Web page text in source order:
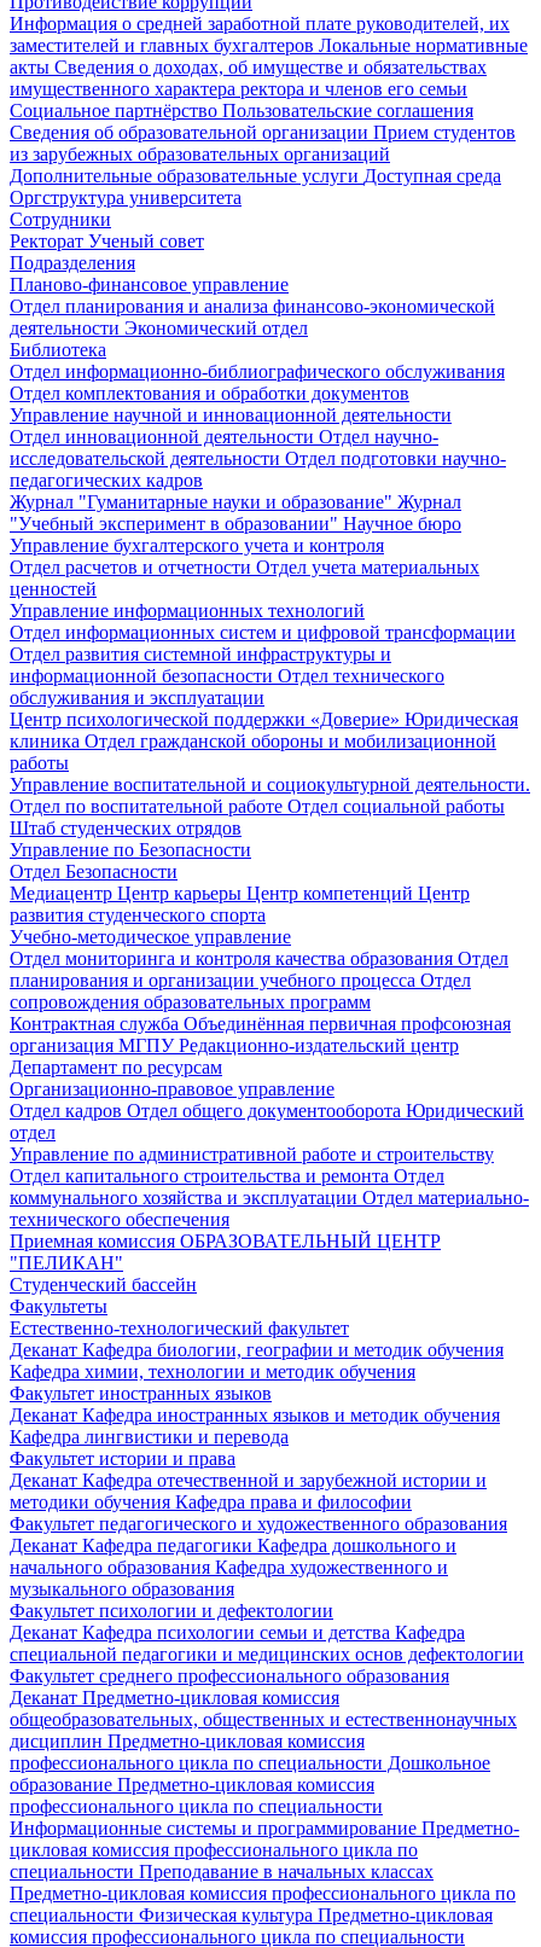
Информация о средней заработной плате руководителей, их
заместителей и главных бухгалтеров Локальные нормативные
акты Сведения о доходах, об имуществе и обязательствах
имущественного характера ректора и членов его семьи
Социальное партнёрство Пользовательские соглашения
Сведения об образовательной организации Прием студентов
из зарубежных образовательных организаций
Дополнительные образовательные услуги Доступная среда
Оргструктура университета
Сотрудники
Ректорат Ученый совет
Подразделения
Планово-финансовое управление
Отдел планирования и анализа финансово-экономической
деятельности Экономический отдел
Библиотека
Отдел информационно-библиографического обслуживания
Отдел комплектования и обработки документов
Управление научной и инновационной деятельности
Отдел инновационной деятельности Отдел научно-
исследовательской деятельности Отдел подготовки научно-
педагогических кадров
Журнал "Гуманитарные науки и образование" Журнал
"Учебный эксперимент в образовании" Научное бюро
Управление бухгалтерского учета и контроля
Отдел расчетов и отчетности Отдел учета материальных
ценностей
Управление информационных технологий
Отдел информационных систем и цифровой трансформации
Отдел развития системной инфраструктуры и
информационной безопасности Отдел технического
обслуживания и эксплуатации
Центр психологической поддержки «Доверие» Юридическая
клиника Отдел гражданской обороны и мобилизационной
работы
Управление воспитательной и социокультурной деятельности.
Отдел по воспитательной работе Отдел социальной работы
Штаб студенческих отрядов
Управление по Безопасности
Отдел Безопасности
Медиацентр Центр карьеры Центр компетенций Центр
развития студенческого спорта
Учебно-методическое управление
Отдел мониторинга и контроля качества образования Отдел
планирования и организации учебного процесса Отдел
сопровождения образовательных программ
Контрактная служба Объединённая первичная профсоюзная
организация МГПУРедакционно-издательский центр
Департамент по ресурсам
Организационно-правовое управление
Отдел кадров Отдел общего документооборота Юридический
отдел
Управление по административной работе и строительству
Отдел капитального строительства и ремонта Отдел
коммунального хозяйства и эксплуатации Отдел материально-
технического обеспечения
Приемная комиссия ОБРАЗОВАТЕЛЬНЫЙ ЦЕНТР
"ПЕЛИКАН"
Студенческий бассейн
Факультеты
Естественно-технологический факультет
Деканат Кафедра биологии, географии и методик обучения
Кафедра химии, технологии и методик обучения
Факультет иностранных языков
Деканат Кафедра иностранных языков и методик обучения
Кафедра лингвистики и перевода
Факультет истории и права
Деканат Кафедра отечественной и зарубежной истории и
методики обучения Кафедра права и философии
Факультет педагогического и художественного образования
Деканат Кафедра педагогики Кафедра дошкольного и
начального образования Кафедра художественного и
музыкального образования
Факультет психологии и дефектологии
Деканат Кафедра психологии семьи и детства Кафедра
специальной педагогики и медицинских основ дефектологии
Факультет среднего профессионального образования
Деканат Предметно-цикловая комиссия
общеобразовательных, общественных и естественнонаучных
дисциплин Предметно-цикловая комиссия
профессионального цикла по специальности Дошкольное
образование Предметно-цикловая комиссия
профессионального цикла по специальности
Информационные системы и программирование Предметно-
цикловая комиссия профессионального цикла по
специальности Преподавание в начальных классах
Предметно-цикловая комиссия профессионального цикла по
специальности Физическая культура Предметно-цикловая
комиссия профессионального цикла по специальности